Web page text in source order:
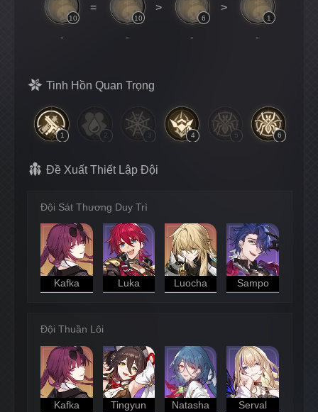
10
-
=
10
-
>
6
-
>
1
-
Tinh Hồn Quan Trọng
1 2 3 4 5 6
Đề Xuất Thiết Lập Đội
Đội Sát Thương Duy Trì
Kafka Luka Luocha Sampo
Đội Thuần Lôi
Kafka Tingyun Natasha Serval